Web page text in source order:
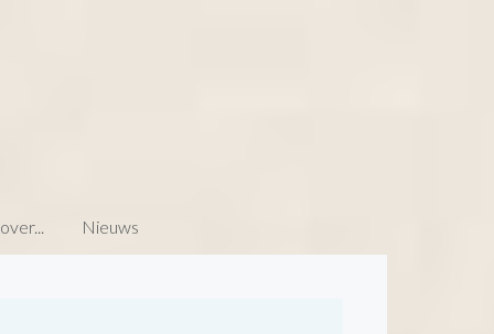
Nieuws